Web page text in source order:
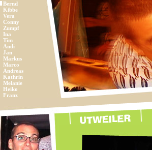
Bernd
Kibbe
Vera
Conny
Zumpf
Ina
Tim
Andi
Jan
Markus
Marco
Andreas
Kathrin
Melanie
Heiko
Franz